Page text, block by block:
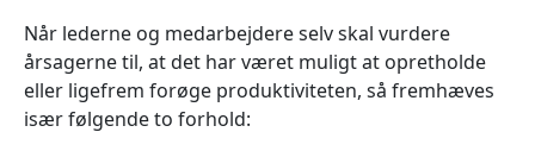
Når lederne og medarbejdere selv skal vurdere
årsagerne til, at det har været muligt at opretholde
eller ligefrem forøge produktiviteten, så fremhæves
især følgende to forhold: